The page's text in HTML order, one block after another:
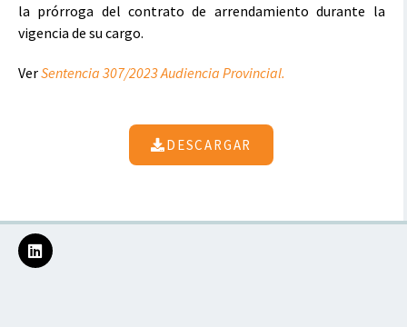
la prórroga del contrato de arrendamiento durante la
vigencia de su cargo.
VerSentencia 307/2023 Audiencia Provincial.
DESCARGAR